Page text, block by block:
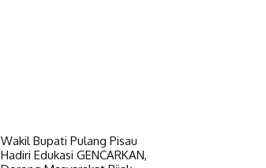
Wakil Bupati Pulang Pisau
Hadiri Edukasi GENCARKAN,